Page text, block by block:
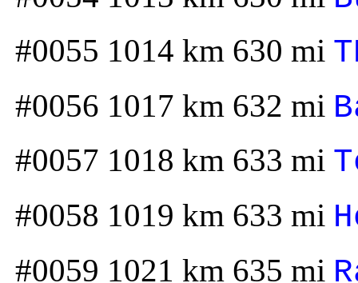
#0055 1014 km 630 mi
#0056 1017 km 632 mi
#0057 1018 km 633 mi
#0058 1019 km 633 mi
#0059 1021 km 635 mi